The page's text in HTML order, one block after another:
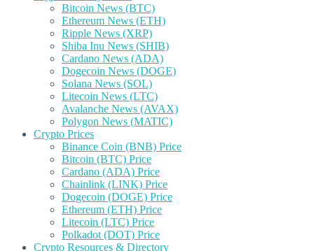
Bitcoin News (BTC)
Ethereum News (ETH)
Ripple News (XRP)
Shiba Inu News (SHIB)
Cardano News (ADA)
Dogecoin News (DOGE)
Solana News (SOL)
Litecoin News (LTC)
Avalanche News (AVAX)
Polygon News (MATIC)
Crypto Prices
Binance Coin (BNB) Price
Bitcoin (BTC) Price
Cardano (ADA) Price
Chainlink (LINK) Price
Dogecoin (DOGE) Price
Ethereum (ETH) Price
Litecoin (LTC) Price
Polkadot (DOT) Price
Crypto Resources & Directory